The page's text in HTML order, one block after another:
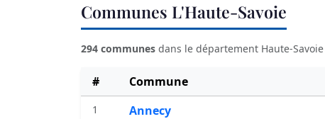
Communes L'Haute-Savoie
294 communes dans le département Haute-Savoie
# Commune
1 Annecy